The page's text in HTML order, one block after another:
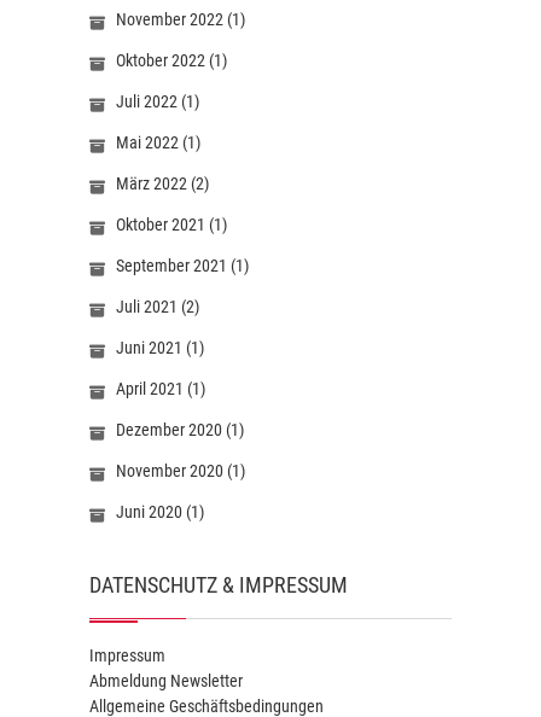
November 2022 (1)
Oktober 2022 (1)
Juli 2022 (1)
Mai 2022 (1)
März 2022 (2)
Oktober 2021 (1)
September 2021 (1)
Juli 2021 (2)
Juni 2021 (1)
April 2021 (1)
Dezember 2020 (1)
November 2020 (1)
Juni 2020 (1)
DATENSCHUTZ & IMPRESSUM
Impressum
Abmeldung Newsletter
Allgemeine Geschäftsbedingungen